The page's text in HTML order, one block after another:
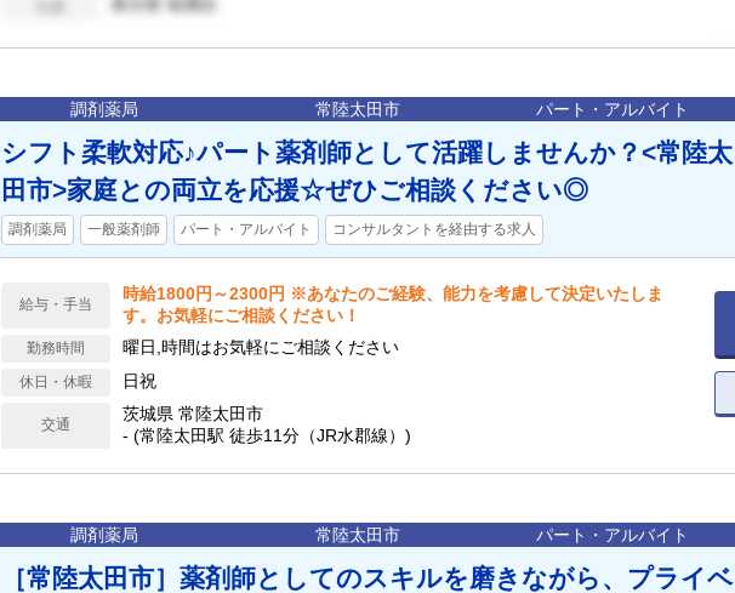
調剤薬局 常陸太田市 パート・アルバイト
シフト柔軟対応♪パート薬剤師として活躍しませんか？<常陸太
田市>家庭との両立を応援☆ぜひご相談ください◎
調剤薬局 一般薬剤師 パート・アルバイト コンサルタントを経由する求人
給与・手当
時給1800円～2300円 ※あなたのご経験、能力を考慮して決定いたしま
す。お気軽にご相談ください！
勤務時間 曜日,時間はお気軽にご相談ください
休日・休暇 日祝
交通
茨城県 常陸太田市
- (常陸太田駅 徒歩11分（JR水郡線）)
調剤薬局 常陸太田市 パート・アルバイト
［常陸太田市］薬剤師としてのスキルを磨きながら、プライベ